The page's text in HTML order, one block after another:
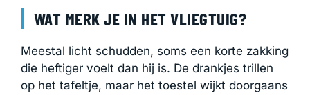
WAT MERK JE IN HET VLIEGTUIG?
Meestal licht schudden, soms een korte zakking
die heftiger voelt dan hij is. De drankjes trillen
op het tafeltje, maar het toestel wijkt doorgaans